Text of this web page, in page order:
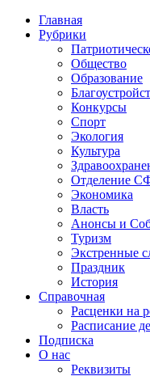
Главная
Рубрики
Общество
Образование
Конкурсы
Спорт
Экология
Культура
Отделение
Экономика
Власть
Анонсы и
Туризм
Экстренные
Праздник
История
Справочная
Расценки на
Расписание
Подписка
О нас
Реквизиты